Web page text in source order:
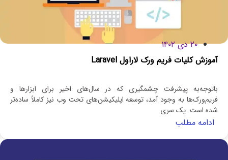
۲۰ دی ۱۴۰۲
آموزش کلیات فریم ورک لاراول Laravel
باتوجه‌به پیشرفت چشمگیری که در سال‌های اخیر برای ابزارها و
فریم‌ورک‌ها به وجود آمد، توسعه اپلیکیشن‌های تحت وب نیز کاملاً ساده‌تر
شده است. یک سری
ادامه مطلب